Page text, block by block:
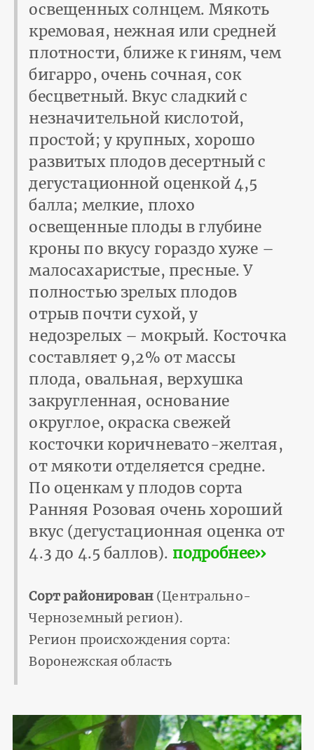
освещенных солнцем. Мякоть
кремовая, нежная или средней
плотности, ближе к гиням, чем
бигарро, очень сочная, сок
бесцветный. Вкус сладкий с
незначительной кислотой,
простой; у крупных, хорошо
развитых плодов десертный с
дегустационной оценкой 4,5
балла; мелкие, плохо
освещенные плоды в глубине
кроны по вкусу гораздо хуже –
малосахаристые, пресные. У
полностью зрелых плодов
отрыв почти сухой, у
недозрелых – мокрый. Косточка
составляет 9,2% от массы
плода, овальная, верхушка
закругленная, основание
округлое, окраска свежей
косточки коричневато-желтая,
от мякоти отделяется средне.
По оценкам у плодов сорта
Ранняя Розовая очень хороший
вкус (дегустационная оценка от
4.3 до 4.5 баллов). подробнее››
Сорт районирован(Центрально-
Черноземный регион).
Регион происхождения сорта:
Воронежская область